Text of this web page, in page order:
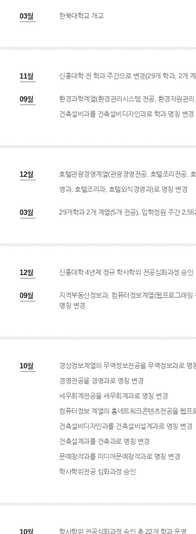
2004년 03월 한북대학교 개교
2005년 11월 신흥대학 전 학과 주간으로 변경(29개 학과, 2개
2005년 09월
환경과학계열(환경관리시스템 전공, 환경자원관
건축설비과를 건축설비디자인과로 학과 명칭 변경
2006년 12월
호텔관광경영계열(관광경영전공, 호텔조리전공,
영과, 호텔조리과, 호텔외식경영과)로 명칭 변경
2006년 03월 29개학과 2개 계열(5개 전공), 입학정원 주간
2007년 12월 신흥대학 4년제 정규 학사학위 전공심화과정 승인
2007년 09월
지적부동산정보과, 컴퓨터정보계열(웹프로그래
명칭 변경
2008년 10월
경상정보계열의 무역정보전공을 무역정보과로 명
경영전공을 경영과로 명칭 변경
세무회계전공을 세무회계과로 명칭 변경
컴퓨터정보 계열의 홈네트워크콘텐츠전공을 웹프
건축설비디자인과를 건축설비설계과로 명칭 변경
건축설계과를 건축과로 명칭 변경
문예창작과를 미디어문예창작과로 명칭 변경
학사학위전공 심화과정 승인
2009년 10월 학사학위 전공심화과정 승인 총 22개 학과 운영